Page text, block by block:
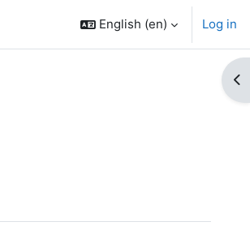
English ‎(en)‎ Log in